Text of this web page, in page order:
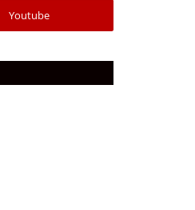
Youtube